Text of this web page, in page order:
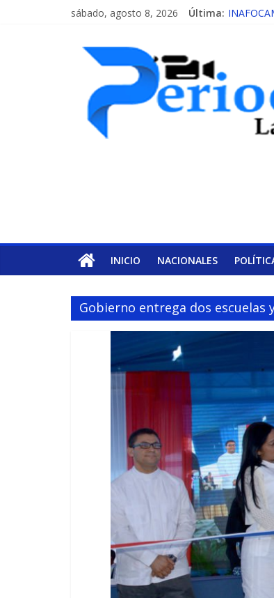
sábado, agosto 8, 2026 Última:
INICIO NACIONALES
Gobierno entrega dos escuelas